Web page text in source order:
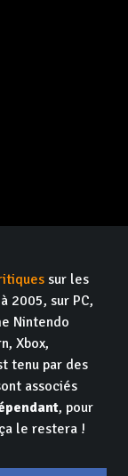
sur les
2005, sur PC,
Nintendo
Xbox,
tenu par des
associés
, pour
le restera !